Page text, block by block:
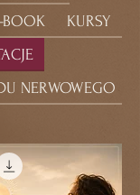
BOOK
KURSY
NERWOWEGO